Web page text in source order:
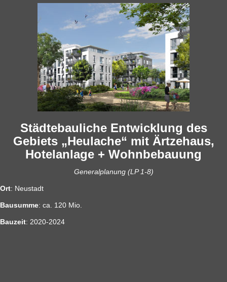
Städtebauliche Entwicklung des
Gebiets „Heulache“ mit Ärtzehaus,
Hotelanlage + Wohnbebauung
Generalplanung (LP 1-8)
Ort: Neustadt
Bausumme: ca. 120 Mio.
Bauzeit: 2020-2024